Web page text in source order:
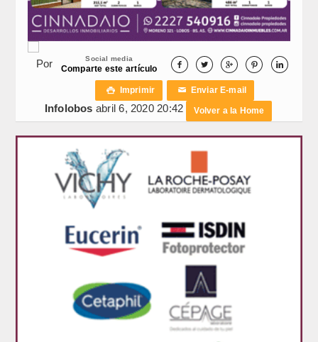
Social media
Comparte este artículo     
 Imprimir ✉ Enviar E-mail
Por
Infolobos abril 6, 2020 20:42 Volver a la Home